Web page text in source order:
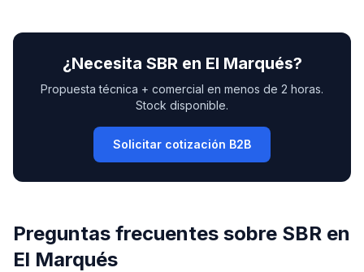
¿Necesita SBRen El Marqués?
Propuesta técnica + comercial en menos de 2 horas.
Stock disponible.
Solicitar cotización B2B
Preguntas frecuentes sobre SBR en
El Marqués